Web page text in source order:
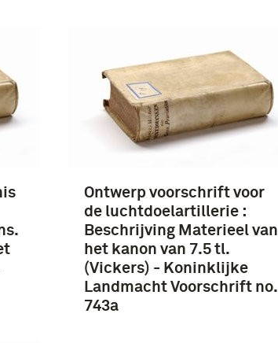
Ontwerp voorschrift voor
de luchtdoelartillerie :
Beschrijving Materieel van
het kanon van 7.5 tl.
(Vickers) - Koninklijke
Landmacht Voorschrift no.
743a